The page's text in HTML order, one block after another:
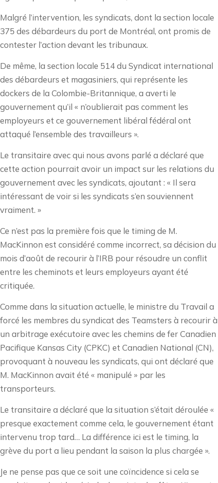
Malgré l’intervention, les syndicats, dont la section locale
375 des débardeurs du port de Montréal, ont promis de
contester l’action devant les tribunaux.
De même, la section locale 514 du Syndicat international
des débardeurs et magasiniers, qui représente les
dockers de la Colombie-Britannique, a averti le
gouvernement qu’il « n’oublierait pas comment les
employeurs et ce gouvernement libéral fédéral ont
attaqué l’ensemble des travailleurs ».
Le transitaire avec qui nous avons parlé a déclaré que
cette action pourrait avoir un impact sur les relations du
gouvernement avec les syndicats, ajoutant : « Il sera
intéressant de voir si les syndicats s’en souviennent
vraiment. »
Ce n’est pas la première fois que le timing de M.
MacKinnon est considéré comme incorrect, sa décision du
mois d’août de recourir à l’IRB pour résoudre un conflit
entre les cheminots et leurs employeurs ayant été
critiquée.
Comme dans la situation actuelle, le ministre du Travail a
forcé les membres du syndicat des Teamsters à recourir à
un arbitrage exécutoire avec les chemins de fer Canadien
Pacifique Kansas City (CPKC) et Canadien National (CN),
provoquant à nouveau les syndicats, qui ont déclaré que
M. MacKinnon avait été « manipulé » par les
transporteurs.
Le transitaire a déclaré que la situation s’était déroulée «
presque exactement comme cela, le gouvernement étant
intervenu trop tard… La différence ici est le timing, la
grève du port a lieu pendant la saison la plus chargée ».
Je ne pense pas que ce soit une coïncidence si cela se